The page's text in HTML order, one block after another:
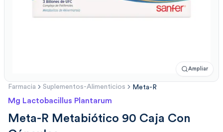
Ampliar
Farmacia Suplementos-Alimenticios Meta-R
Mg Lactobacillus Plantarum
Meta-R Metabiótico 90 Caja Con